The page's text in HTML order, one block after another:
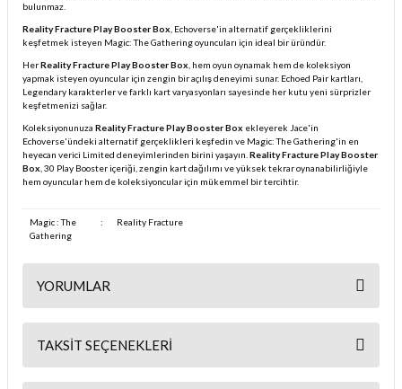
bulunmaz.
Reality Fracture Play Booster Box , Echoverse'in alternatif gerçekliklerini
keşfetmek isteyen Magic: The Gathering oyuncuları için ideal bir üründür.
HerReality Fracture Play Booster Box , hem oyun oynamak hem de koleksiyon
yapmak isteyen oyuncular için zengin bir açılış deneyimi sunar. Echoed Pair kartları,
Legendary karakterler ve farklı kart varyasyonları sayesinde her kutu yeni sürprizler
keşfetmenizi sağlar.
Koleksiyonunuza Reality Fracture Play Booster Box ekleyerek Jace'in
Echoverse'ündeki alternatif gerçeklikleri keşfedin ve Magic: The Gathering'in en
heyecan verici Limited deneyimlerinden birini yaşayın. Reality Fracture Play Booster
Box , 30 Play Booster içeriği, zengin kart dağılımı ve yüksek tekrar oynanabilirliğiyle
hem oyuncular hem de koleksiyoncular için mükemmel bir tercihtir.
Magic : The
Gathering
: Reality Fracture
YORUMLAR
TAKSIT SEÇENEKLERI